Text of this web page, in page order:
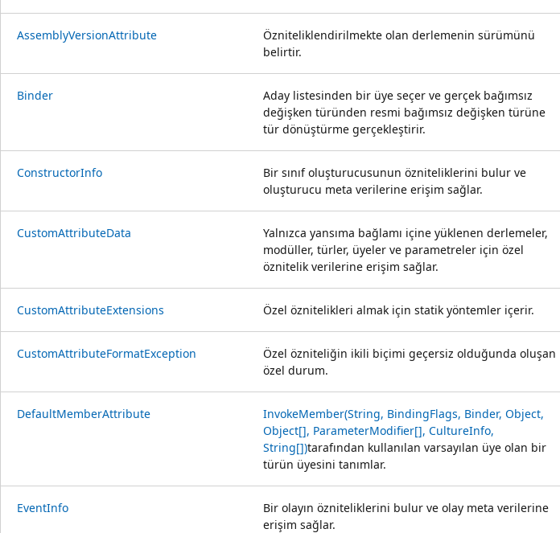
AssemblyVersionAttribute
Özniteliklendirilmekte olan derlemenin sürümünü
belirtir.
Binder
Aday listesinden bir üye seçer ve gerçek bağımsız
değişken türünden resmi bağımsız değişken türüne
tür dönüştürme gerçekleştirir.
ConstructorInfo
Bir sınıf oluşturucusunun özniteliklerini bulur ve
oluşturucu meta verilerine erişim sağlar.
CustomAttributeData
Yalnızca yansıma bağlamı içine yüklenen derlemeler,
modüller, türler, üyeler ve parametreler için özel
öznitelik verilerine erişim sağlar.
CustomAttributeExtensions Özel öznitelikleri almak için statik yöntemler içerir.
CustomAttributeFormatException
Özel özniteliğin ikili biçimi geçersiz olduğunda oluşan
özel durum.
DefaultMemberAttribute
InvokeMember(String, BindingFlags, Binder, Object,
Object[], ParameterModifier[], CultureInfo,
String[])tarafından kullanılan varsayılan üye olan bir
türün üyesini tanımlar.
EventInfo
Bir olayın özniteliklerini bulur ve olay meta verilerine
erişim sağlar.